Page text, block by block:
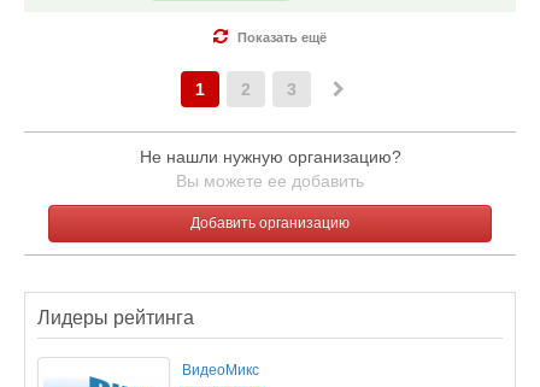
Показать ещё
1 2 3
Не нашли нужную организацию?
Вы можете ее добавить
Добавить организацию
Лидеры рейтинга
ВидеоМикс